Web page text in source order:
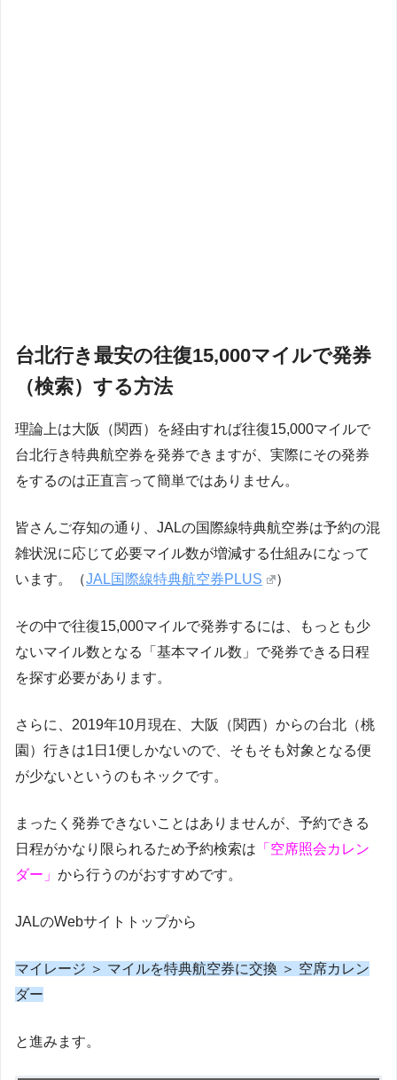
台北行き最安の往復15,000マイルで発券
（検索）する方法
理論上は大阪（関西）を経由すれば往復15,000マイルで
台北行き特典航空券を発券できますが、実際にその発券
をするのは正直言って簡単ではありません。
皆さんご存知の通り、JALの国際線特典航空券は予約の混
雑状況に応じて必要マイル数が増減する仕組みになって
います。（JAL国際線特典航空券PLUS ）
その中で往復15,000マイルで発券するには、もっとも少
ないマイル数となる「基本マイル数」で発券できる日程
を探す必要があります。
さらに、2019年10月現在、大阪（関西）からの台北（桃
園）行きは1日1便しかないので、そもそも対象となる便
が少ないというのもネックです。
まったく発券できないことはありませんが、予約できる
日程がかなり限られるため予約検索は 「空席照会カレン
ダー」 から行うのがおすすめです。
JALのWebサイトトップから
マイレージ ＞ マイルを特典航空券に交換 ＞ 空席カレン
ダー
と進みます。